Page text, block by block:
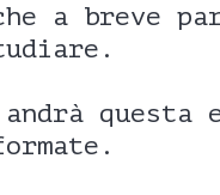
a breve
andrà questa